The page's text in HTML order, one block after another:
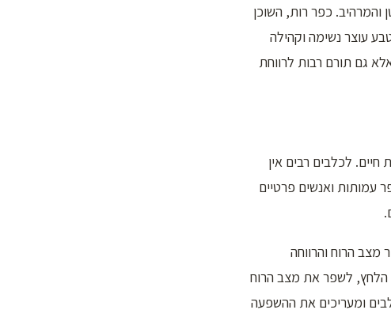
כפר רות, השוכן
עוצר נשימה וקהילה
גם תורם רבות לרווחת
לכלבים רבים אין
עמותות ואנשים פרטיים
מצב הרוח והרווחה
הלחץ, לשפר את מצב הרוח
ומעריכים את ההשפעה